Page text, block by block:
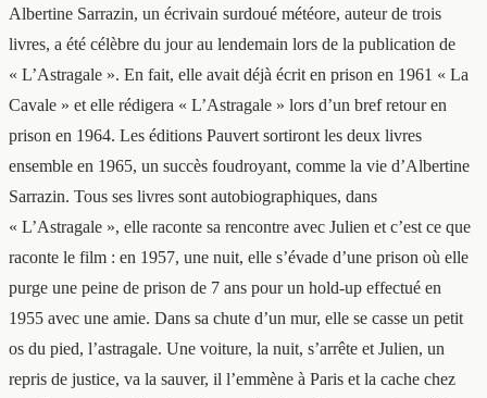
Albertine Sarrazin, un écrivain surdoué météore, auteur de trois
livres, a été célèbre du jour au lendemain lors de la publication de
« L’Astragale ». En fait, elle avait déjà écrit en prison en 1961 « La
Cavale » et elle rédigera « L’Astragale » lors d’un bref retour en
prison en 1964. Les éditions Pauvert sortiront les deux livres
ensemble en 1965, un succès foudroyant, comme la vie d’Albertine
Sarrazin. Tous ses livres sont autobiographiques, dans
« L’Astragale », elle raconte sa rencontre avec Julien et c’est ce que
raconte le film : en 1957, une nuit, elle s’évade d’une prison où elle
purge une peine de prison de 7 ans pour un hold-up effectué en
1955 avec une amie. Dans sa chute d’un mur, elle se casse un petit
os du pied, l’astragale. Une voiture, la nuit, s’arrête et Julien, un
repris de justice, va la sauver, il l’emmène à Paris et la cache chez